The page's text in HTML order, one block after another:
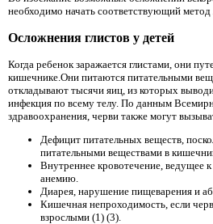
необходимо начать соответствующий метод
Осложнения глистов у детей
Когда ребенок заражается глистами, они
кишечнике.Они питаются питательными
откладывают тысячи яиц, из которых
инфекция по всему телу. По данным
здравоохранения, черви также могут
Дефицит питательных веществ,
питательными веществами в
Внутреннее кровотечение, ведущее
анемию.
Диарея, нарушение пищеварения и
Кишечная непроходимость, если
взрослыми (1) (3).